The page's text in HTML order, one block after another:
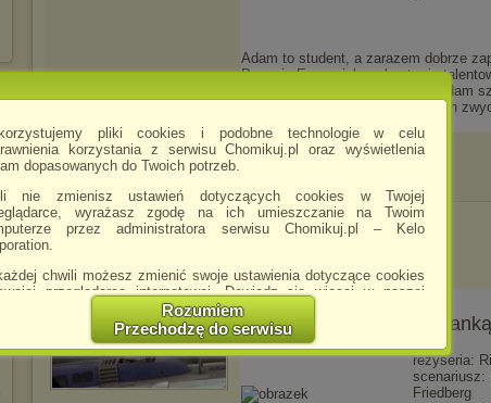
pliki cookies i podobne technologie w celu
korzystania z serwisu Chomikuj.pl oraz wyświetlenia
dopasowanych do Twoich potrzeb.
nie zmienisz ustawień dotyczących cookies w Twojej
wyrażasz zgodę na ich umieszczanie na Twoim
przez administratora serwisu Chomikuj.pl – Kelo
chwili możesz zmienić swoje ustawienia dotyczące cookies
przeglądarce internetowej. Dowiedz się więcej w naszej
http://chomikuj.pl/PolitykaPrywatnosci.aspx
informujemy że zmiana ustawień przeglądarki może
ograniczenie korzystania ze strony Chomikuj.pl.
przypadku braku twojej zgody na akceptację cookies niestety
Rozumiem
Przechodzę do serwisu
Adam to student, a zarazem dobrze
Poznaje Eve - piękną, bystrą i
Tak zaczynają się ich randki... Adam
pomimo swojej urody i panujących
nadal dziewicą...
z chomika
Szklanka po lapkach - Spy.Hard.(1996).Pl .avi
reżyseria:
scenariusz:
Friedberg